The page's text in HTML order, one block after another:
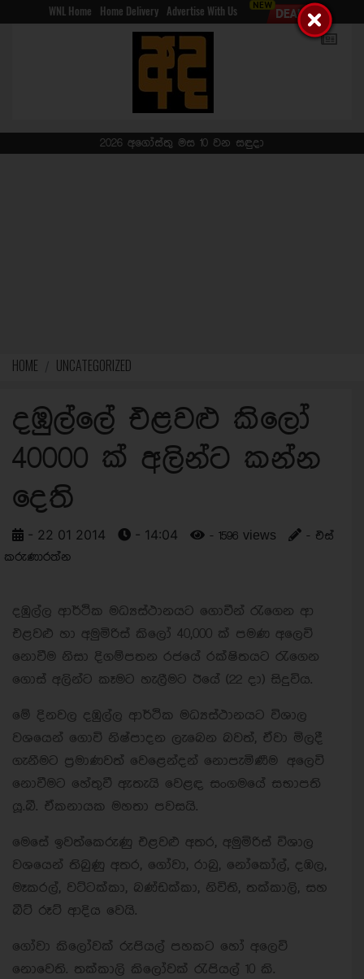
WNL Home Home Delivery Advertise With Us
2026 අගෝස්තු මස 10 වන සඳුදා
HOME UNCATEGORIZED
දඹුල්ලේ එළවළු කිලෝ
40000 ක් අලින්ට කන්න
දෙති
- 22 01 2014 - 14:04 - 1596 views
- එස්
කරුණාරත්න
දඹුල්ල ආර්ථික මධ්‍යස්ථානයට ගොවීන් රැගෙන ආ
එළවළු හා අමුමිරිස් කිලෝ 40,000 ක් පමණ අලෙවි
නොවීම නිසා දිගම්පතන රජයේ රක්ෂිතයට රැගෙන
ගොස් අලින්ට කෑමට හැලීමට ඊයේ (22 දා) සිදුවිය.
මේ දිනවල දඹුල්ල ආර්ථික මධ්‍යස්ථානයට විශාල
වශයෙන් ගොවි නිෂ්පාදන ලැබෙන බවත්, ඒවා මිලදී
ගැනීමට ප්‍රමාණවත් වෙළෙන්දන් නොපැමිණීම අලෙවි
නොවීමට හේතුවී ඇතැයි වෙළඳ සංගමයේ සභාපති
යූ.බී. ඒකනායක මහතා පවසයි.
මෙසේ ඉවත්කෙරුණු එළවළු අතර, අමුමිරිස් විශාල
වශයෙන් තිබුණු අතර, ගෝවා, රාබු, නෝකෝල්, දඹල,
මෑකරල්, වට්ටක්කා, බණ්ඩක්කා, නිවිති, තක්කාලි, සහ
බීට් රූට් ආදිය වෙයි.
ගෝවා කිලෝවක් රුපියල් පහකට හෝ අලෙවි
නොවෙති. තක්කාලි කිලෝවක් රැපියල් 10 කි.